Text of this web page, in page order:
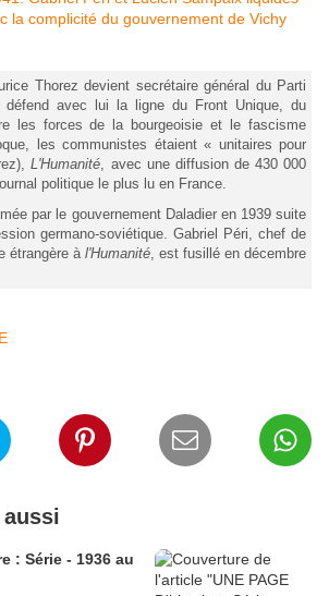
Thorez devient secrétaire général du Parti
défend avec lui la ligne du Front Unique, du
les forces de la bourgeoisie et le fascisme
les communistes étaient « unitaires pour
L'Humanité, avec une diffusion de 430 000
politique le plus lu en France.
par le gouvernement Daladier en 1939 suite
germano-soviétique. Gabriel Péri, chef de
étrangère à l'Humanité, est fusillé en décembre
aussi
: Série - 1936 au